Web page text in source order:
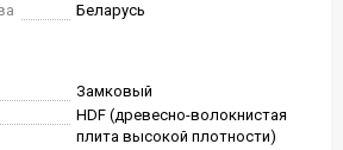
Беларусь
Замковый
HDF (древесно-волокнистая
плита высокой плотности)